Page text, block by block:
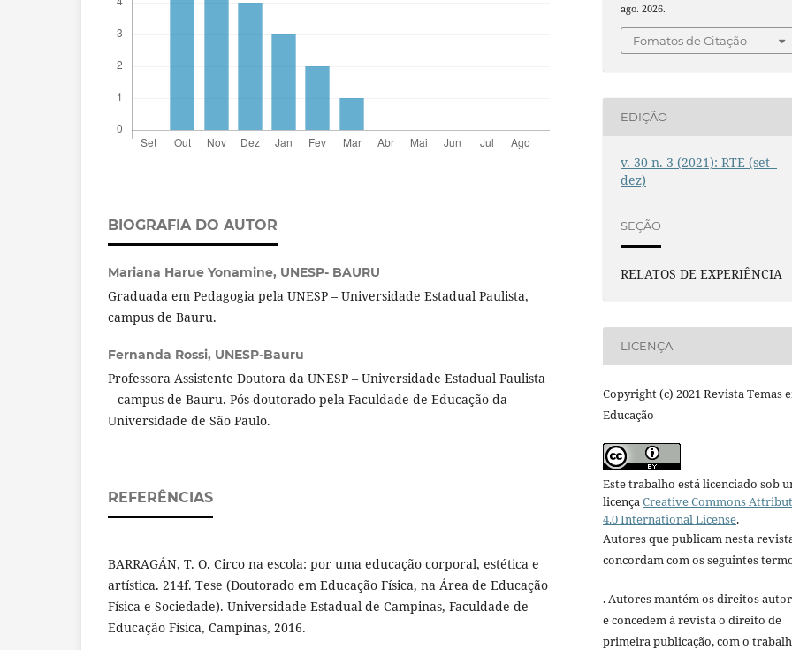
BIOGRAFIA DO AUTOR
Mariana Harue Yonamine, UNESP- BAURU
Graduada em Pedagogia pela UNESP – Universidade Estadual Paulista,
campus de Bauru.
Fernanda Rossi, UNESP-Bauru
Professora Assistente Doutora da UNESP – Universidade Estadual Paulista
– campus de Bauru. Pós-doutorado pela Faculdade de Educação da
Universidade de São Paulo.
REFERÊNCIAS
BARRAGÁN, T. O. Circo na escola: por uma educação corporal, estética e
artística. 214f. Tese (Doutorado em Educação Física, na Área de Educação
Física e Sociedade). Universidade Estadual de Campinas, Faculdade de
Educação Física, Campinas, 2016.
ago. 2026.
Fomatos de Citação
EDIÇÃO
v. 30 n. 3 (2021): RTE (set -
dez)
SEÇÃO
RELATOS DE EXPERIÊNCIA
LICENÇA
Copyright (c) 2021 Revista Temas
Educação
Este trabalho está licenciado sob
licençaCreative Commons
4.0 International License.
Autores que publicam nesta
concordam com os seguintes
. Autores mantém os direitos
e concedem à revista o direito de
primeira publicação, com o